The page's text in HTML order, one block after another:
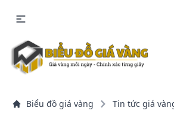
Biểu đồ giá vàng Tin tức giá